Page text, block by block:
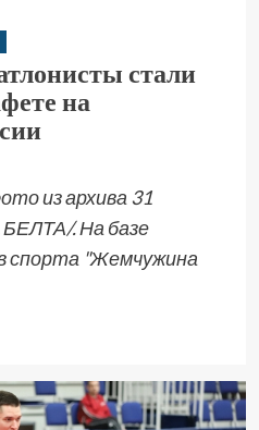
стали
на
из архива 31
. На базе
спорта "Жемчужина